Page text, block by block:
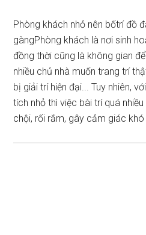
Phòng khách nhỏ nên bốtrí đồ
gàngPhòng khách là nơi sinh
đồng thời cũng là không gian
nhiều chủ nhà muốn trang trí
bị giải trí hiện đại... Tuy nhiên,
tích nhỏ thì việc bài trí quá
chội, rối rắm, gây cảm giác